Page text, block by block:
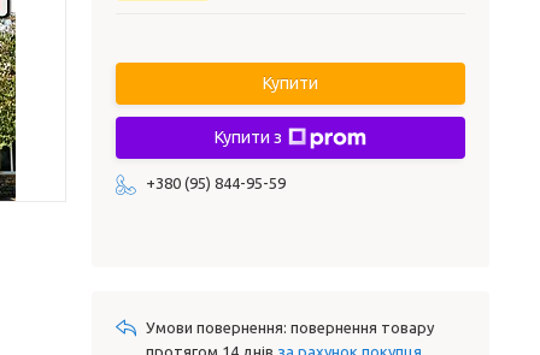
Купити
Купити з
+380 (95) 844-95-59
повернення товару
протягом 14 днів за рахунок покупця